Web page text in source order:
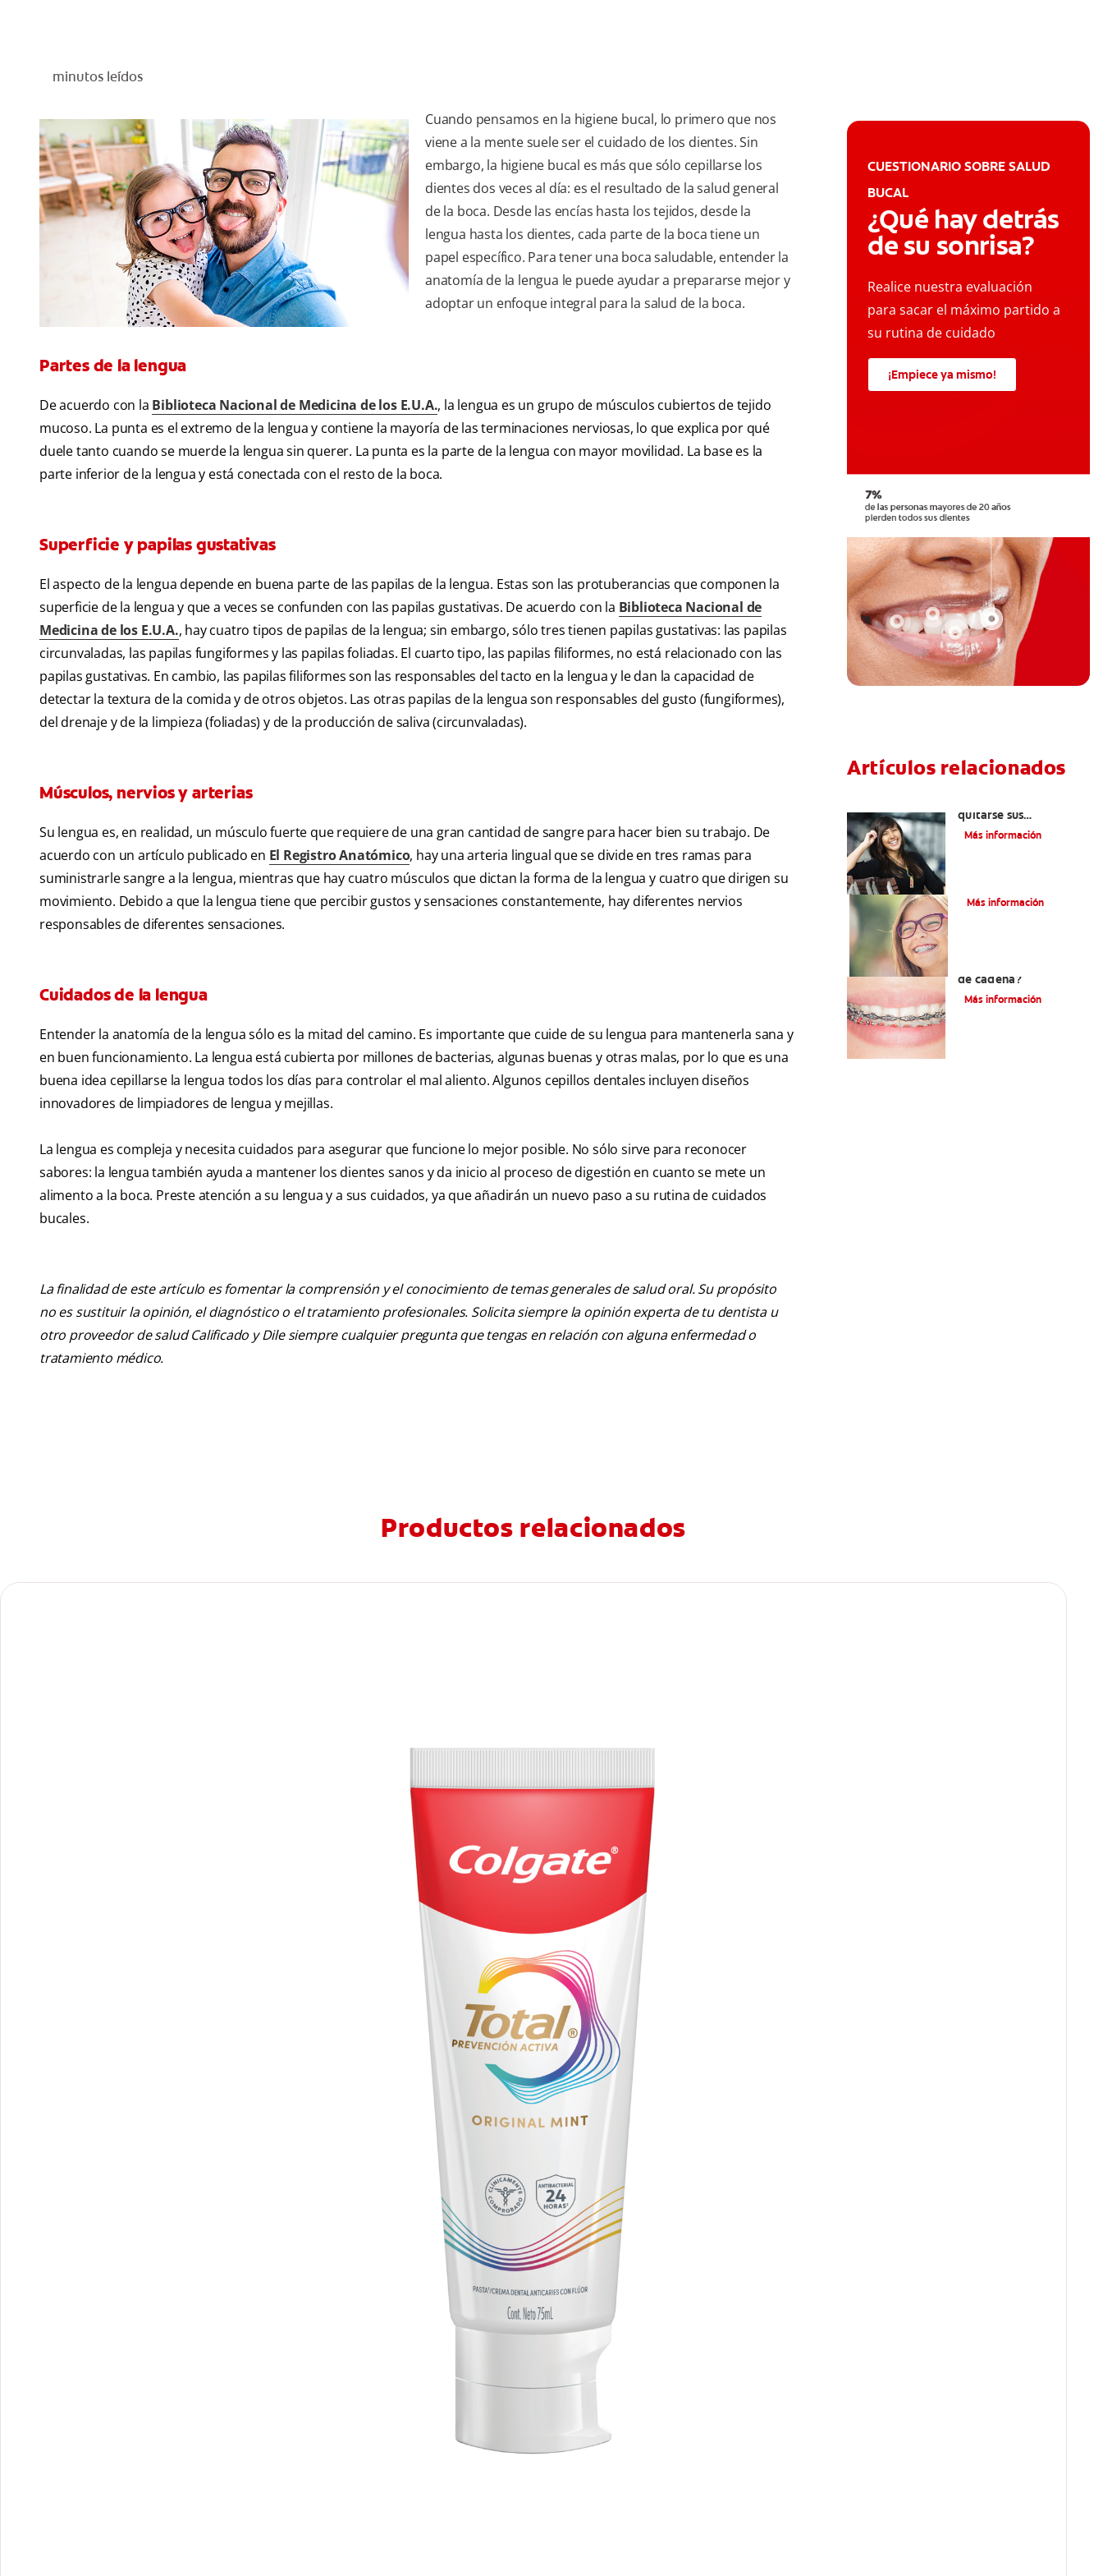
minutos leídos
Cuando pensamos en la higiene bucal, lo primero que nos
viene a la mente suele ser el cuidado de los dientes. Sin
embargo, la higiene bucal es más que sólo cepillarse los
dientes dos veces al día: es el resultado de la salud general
de la boca. Desde las encías hasta los tejidos, desde la
lengua hasta los dientes, cada parte de la boca tiene un
papel específico. Para tener una boca saludable, entender la
anatomía de la lengua le puede ayudar a prepararse mejor y
adoptar un enfoque integral para la salud de la boca.
Partes de la lengua
De acuerdo con la Biblioteca Nacional de Medicina de los E.U.A., la lengua es un grupo de músculos cubiertos de tejido
mucoso. La punta es el extremo de la lengua y contiene la mayoría de las terminaciones nerviosas, lo que explica por qué
duele tanto cuando se muerde la lengua sin querer. La punta es la parte de la lengua con mayor movilidad. La base es la
parte inferior de la lengua y está conectada con el resto de la boca.
Superficie y papilas gustativas
El aspecto de la lengua depende en buena parte de las papilas de la lengua. Estas son las protuberancias que componen la
superficie de la lengua y que a veces se confunden con las papilas gustativas. De acuerdo con la Biblioteca Nacional de
Medicina de los E.U.A., hay cuatro tipos de papilas de la lengua; sin embargo, sólo tres tienen papilas gustativas: las papilas
circunvaladas, las papilas fungiformes y las papilas foliadas. El cuarto tipo, las papilas filiformes, no está relacionado con las
papilas gustativas. En cambio, las papilas filiformes son las responsables del tacto en la lengua y le dan la capacidad de
detectar la textura de la comida y de otros objetos. Las otras papilas de la lengua son responsables del gusto (fungiformes),
del drenaje y de la limpieza (foliadas) y de la producción de saliva (circunvaladas).
Músculos, nervios y arterias
Su lengua es, en realidad, un músculo fuerte que requiere de una gran cantidad de sangre para hacer bien su trabajo. De
acuerdo con un artículo publicado en El Registro Anatómico, hay una arteria lingual que se divide en tres ramas para
suministrarle sangre a la lengua, mientras que hay cuatro músculos que dictan la forma de la lengua y cuatro que dirigen su
movimiento. Debido a que la lengua tiene que percibir gustos y sensaciones constantemente, hay diferentes nervios
responsables de diferentes sensaciones.
Cuidados de la lengua
Entender la anatomía de la lengua sólo es la mitad del camino. Es importante que cuide de su lengua para mantenerla sana y
en buen funcionamiento. La lengua está cubierta por millones de bacterias, algunas buenas y otras malas, por lo que es una
buena idea cepillarse la lengua todos los días para controlar el mal aliento. Algunos cepillos dentales incluyen diseños
innovadores de limpiadores de lengua y mejillas.
La lengua es compleja y necesita cuidados para asegurar que funcione lo mejor posible. No sólo sirve para reconocer
sabores: la lengua también ayuda a mantener los dientes sanos y da inicio al proceso de digestión en cuanto se mete un
alimento a la boca. Preste atención a su lengua y a sus cuidados, ya que añadirán un nuevo paso a su rutina de cuidados
bucales.
La finalidad de este artículo es fomentar la comprensión y el conocimiento de temas generales de salud oral. Su propósito
no es sustituir la opinión, el diagnóstico o el tratamiento profesionales. Solicita siempre la opinión experta de tu dentista u
otro proveedor de salud Calificado y Dile siempre cualquier pregunta que tengas en relación con alguna enfermedad o
tratamiento médico.
CUESTIONARIO SOBRE SALUD
BUCAL
¿Qué hay detrás
de su sonrisa?
Realice nuestra evaluación
para sacar el máximo partido a
su rutina de cuidado
¡Empiece ya mismo!
Artículos relacionados
quitarse sus
retenedores fijos
Más información
Más información
de cadena?
Más información
Productos relacionados